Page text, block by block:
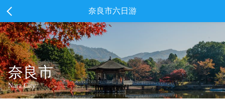
奈良市六日游
奈良市
Nara City